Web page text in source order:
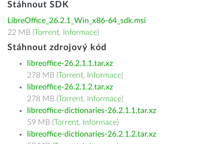
Stáhnout SDK
LibreOffice_26.2.1_Win_x86-64_sdk.msi
22 MB (Torrent, Informace)
Stáhnout zdrojový kód
libreoffice-26.2.1.1.tar.xz
278 MB (Torrent, Informace)
libreoffice-26.2.1.2.tar.xz
278 MB (Torrent, Informace)
libreoffice-dictionaries-26.2.1.1.tar.xz
59 MB (Torrent, Informace)
libreoffice-dictionaries-26.2.1.2.tar.xz